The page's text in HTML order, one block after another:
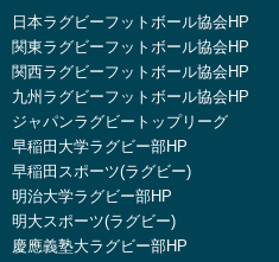
日本ラグビーフットボール協会HP
関東ラグビーフットボール協会HP
関西ラグビーフットボール協会HP
九州ラグビーフットボール協会HP
ジャパンラグビートップリーグ
早稲田大学ラグビー部HP
早稲田スポーツ(ラグビー)
明治大学ラグビー部HP
明大スポーツ(ラグビー)
慶應義塾大ラグビー部HP